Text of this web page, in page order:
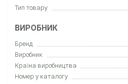
Тип товару
ВИРОБНИК
Бренд
Виробник
Країна виробництва
Номер у каталогу